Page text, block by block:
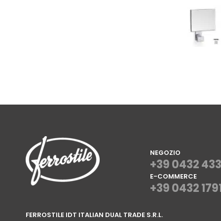
NEGOZIO
+39 0432
E-COMMERCE
+39 0432
FERROSTILE IDT ITALIAN DUAL TRADE S.R.L.